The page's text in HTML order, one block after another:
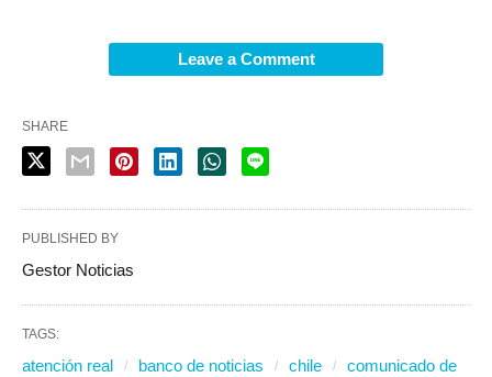
Leave a Comment
SHARE
PUBLISHED BY
Gestor Noticias
TAGS:
atención real banco de noticias chile
comunicado de